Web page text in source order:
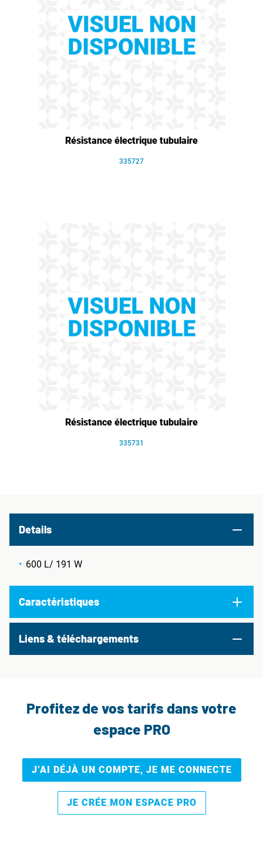
Résistance électrique tubulaire
335727
Résistance électrique tubulaire
335731
Details
600 L/ 191 W
Caractéristiques
Liens & téléchargements
Profitez de vos tarifs dans votre
espace PRO
J’AI DÉJÀ UN COMPTE, JE ME CONNECTE
JE CRÉE MON ESPACE PRO